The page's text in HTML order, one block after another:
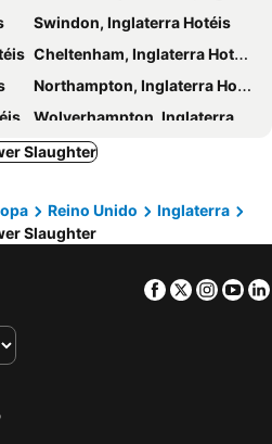
Swindon, Inglaterra Hotéis
Cheltenham, Inglaterra Hotéis
Northampton, Inglaterra Hotéis
Wolverhampton, Inglaterra Hotéis
Bedford, Inglaterra Hotéis
Newport, Gales Hotéis
Bicester, Inglaterra Hotéis
Oxford, Inglaterra Hotéis
Slaughter
Reino Unido
Inglaterra
Slaughter
Facebook
Twitter